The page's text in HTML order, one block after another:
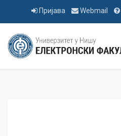
Пријава Webmail